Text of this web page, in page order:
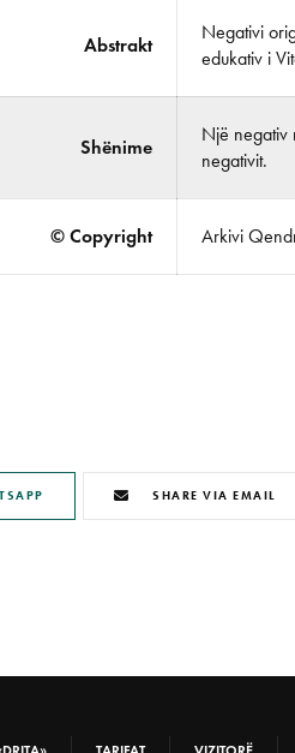
Abstrakt
Negativi
edukativ i
Shënime
Një negativ
negativit.
© Copyright Arkivi
SHARE VIA EMAIL
TARIFAT VIZITORË